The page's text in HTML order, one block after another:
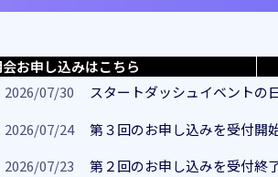
お申し込みはこちら
2026/07/30
スタートダッシュイベントの
2026/07/24
第３回のお申し込みを受付開
2026/07/23
第２回のお申し込みを受付終